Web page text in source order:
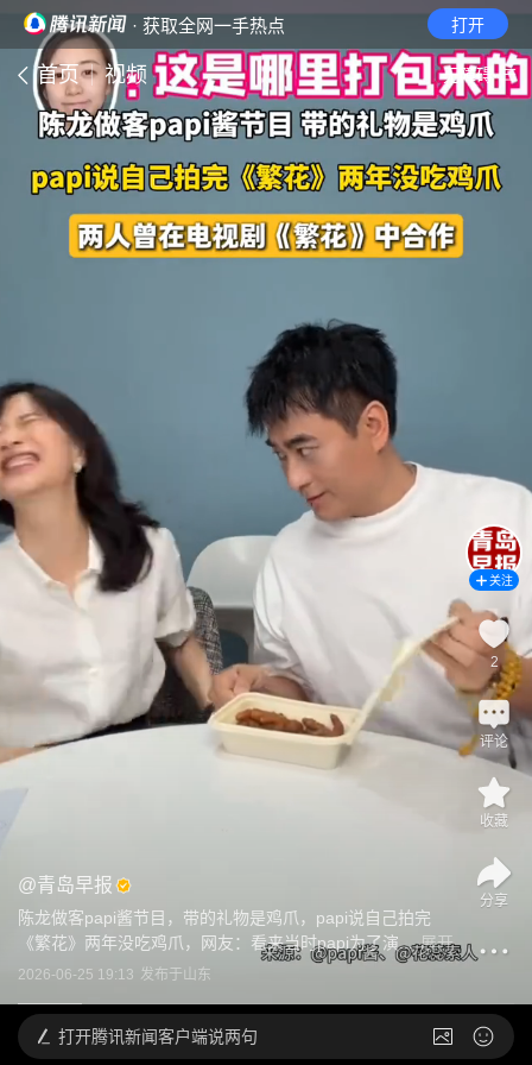
· 获取全网一手热点 打开
首页 视频 无障碍
@青岛早报
陈龙做客papi酱节目，带的礼物是鸡爪，papi说自己拍完
《繁花》两年没吃鸡爪，网友：看来当时papi为了演... 展开
2026-06-25 19:13 发布于 山东
关注
2
评论
收藏
分享
打开腾讯新闻客户端说两句